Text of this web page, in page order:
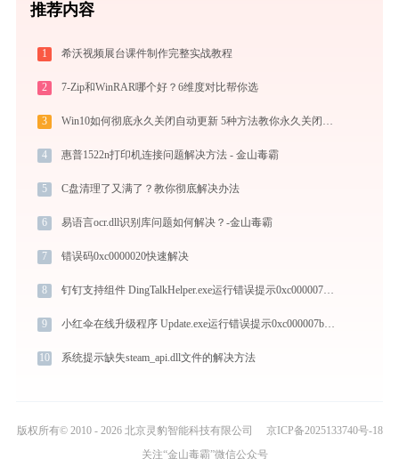
推荐内容
1 希沃视频展台课件制作完整实战教程
2 7-Zip和WinRAR哪个好？6维度对比帮你选
3 Win10如何彻底永久关闭自动更新 5种方法教你永久关闭win10自动更新
4 惠普1522n打印机连接问题解决方法 - 金山毒霸
5 C盘清理了又满了？教你彻底解决办法
6 易语言ocr.dll识别库问题如何解决？-金山毒霸
7 错误码0xc0000020快速解决
8 钉钉支持组件 DingTalkHelper.exe运行错误提示0xc000007b的解决办法
9 小红伞在线升级程序 Update.exe运行错误提示0xc000007b的解决办法
10 系统提示缺失steam_api.dll文件的解决方法
版权所有© 2010 - 2026 北京灵豹智能科技有限公司
京ICP备2025133740号-18
关注“金山毒霸”微信公众号